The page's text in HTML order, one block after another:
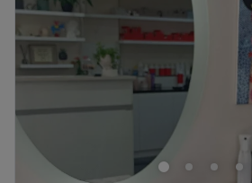
Παρασκευή
Σάββατο
Κυριακή
Το G&G HAIRSTYLING βρίσκεται
πλευρά της Θεσσαλονίκης και
Go to venue